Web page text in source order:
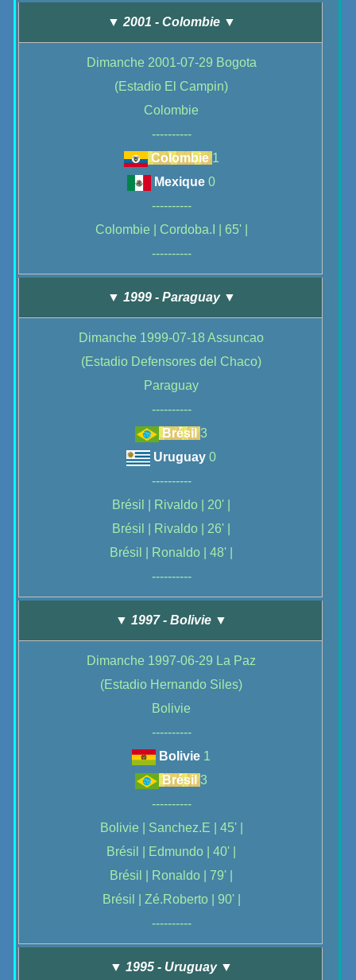
▼ 2001 - Colombie ▼
Dimanche 2001-07-29 Bogota
(Estadio El Campin)
Colombie
----------
Colombie 1
Mexique0
----------
Colombie | Cordoba.I | 65' |
----------
▼ 1999 - Paraguay ▼
Dimanche 1999-07-18 Assuncao
(Estadio Defensores del Chaco)
Paraguay
----------
Brésil3
Uruguay0
----------
Brésil | Rivaldo | 20' |
Brésil | Rivaldo | 26' |
Brésil | Ronaldo | 48' |
----------
▼ 1997 - Bolivie ▼
Dimanche 1997-06-29 La Paz
(Estadio Hernando Siles)
Bolivie
----------
Bolivie 1
Brésil3
----------
Bolivie | Sanchez.E | 45' |
Brésil | Edmundo | 40' |
Brésil | Ronaldo | 79' |
Brésil | Zé.Roberto | 90' |
----------
▼ 1995 - Uruguay ▼